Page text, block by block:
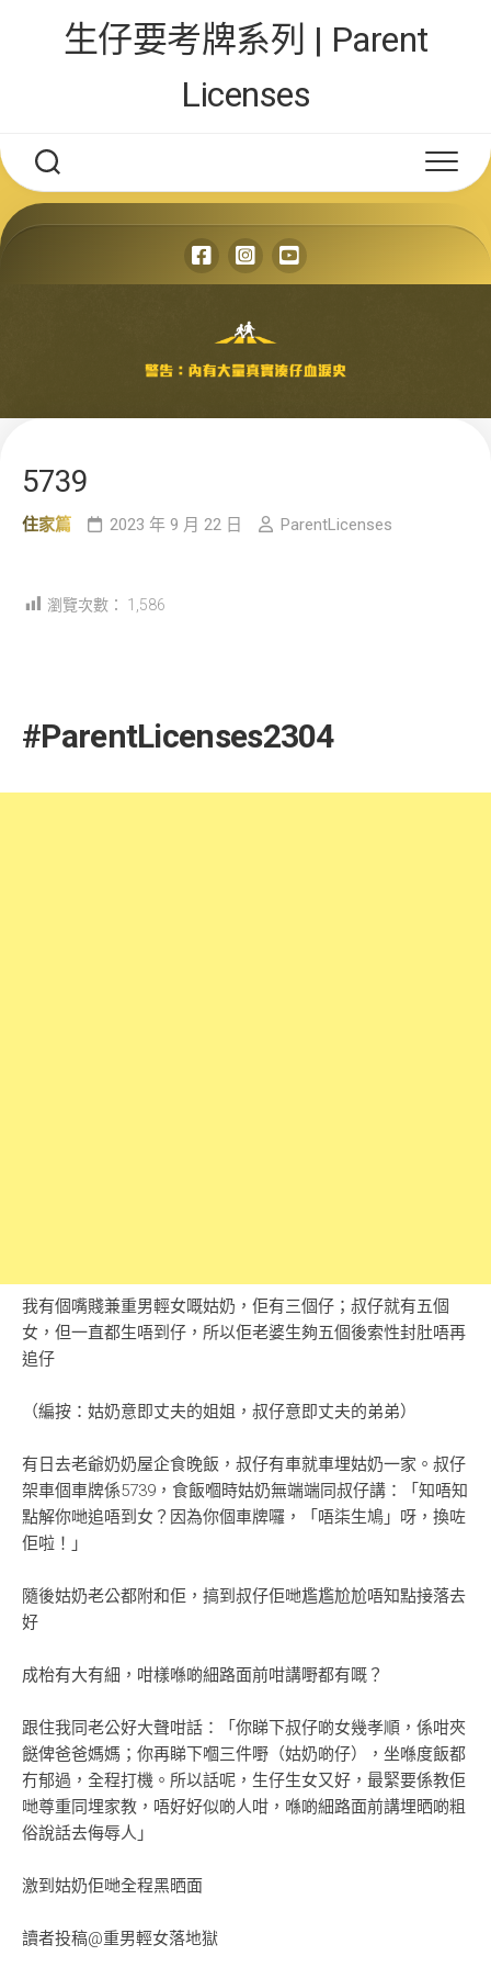
生仔要考牌系列 | Parent
Licenses
5739
住家篇 2023 年 9 月 22 日 ParentLicenses
瀏覽次數： 1,586
#ParentLicenses2304
我有個嘴賤兼重男輕女嘅姑奶，佢有三個仔；叔仔就有五個
女，但一直都生唔到仔，所以佢老婆生夠五個後索性封肚唔再
追仔
（編按：姑奶意即丈夫的姐姐，叔仔意即丈夫的弟弟）
有日去老爺奶奶屋企食晚飯，叔仔有車就車埋姑奶一家。叔仔
架車個車牌係5739，食飯嗰時姑奶無端端同叔仔講：「知唔知
點解你哋追唔到女？因為你個車牌囉，「唔柒生鳩」呀，換咗
佢啦！」
隨後姑奶老公都附和佢，搞到叔仔佢哋尷尷尬尬唔知點接落去
好
成枱有大有細，咁樣喺啲細路面前咁講嘢都有嘅？
跟住我同老公好大聲咁話：「你睇下叔仔啲女幾孝順，係咁夾
餸俾爸爸媽媽；你再睇下嗰三件嘢（姑奶啲仔），坐喺度飯都
冇郁過，全程打機。所以話呢，生仔生女又好，最緊要係教佢
哋尊重同埋家教，唔好好似啲人咁，喺啲細路面前講埋晒啲粗
俗說話去侮辱人」
激到姑奶佢哋全程黑晒面
讀者投稿@重男輕女落地獄